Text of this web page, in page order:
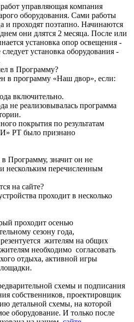
управляющая компания
оборудования. Сами работы
и проходят поэтапно. Начинаются
они длятся 2 месяца. После или
установка опор освещения -
установка оборудования -
в Программу?
в программу «Наш двор», если:
включительно.
не реализовывалась программа
покрытия по результатам
РТ было признано
Программу, значит он не
нескольким перечисленным
на сайте?
проходит в несколько
проходит осенью
сезону года,
жителям на общих
необходимо согласовать
отдыха, активной игры
схемы и подписания
собственников, проектировщик
детальной схемы, на которой
оборудование. И только после